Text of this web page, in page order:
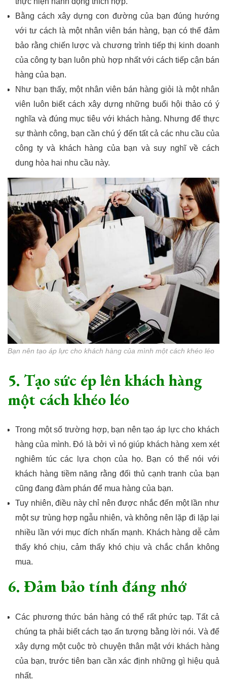
Bằng cách xây dựng con đường của bạn đúng hướng
với tư cách là một nhân viên bán hàng, bạn có thể đảm
bảo rằng chiến lược và chương trình tiếp thị kinh doanh
của công ty bạn luôn phù hợp nhất với cách tiếp cận bán
hàng của bạn.
Như bạn thấy, một nhân viên bán hàng giỏi là một nhân
viên luôn biết cách xây dựng những buổi hội thảo có ý
nghĩa và đúng mục tiêu với khách hàng. Nhưng để thực
sự thành công, bạn cần chú ý đến tất cả các nhu cầu của
công ty và khách hàng của bạn và suy nghĩ về cách
dung hòa hai nhu cầu này.
Bạn nên tạo áp lực cho khách hàng của mình một cách khéo léo
5. Tạo sức ép lên khách hàng
một cách khéo léo
Trong một số trường hợp, bạn nên tạo áp lực cho khách
hàng của mình. Đó là bởi vì nó giúp khách hàng xem xét
nghiêm túc các lựa chọn của họ. Bạn có thể nói với
khách hàng tiềm năng rằng đối thủ cạnh tranh của bạn
cũng đang đàm phán để mua hàng của bạn.
Tuy nhiên, điều này chỉ nên được nhắc đến một lần như
một sự trùng hợp ngẫu nhiên, và không nên lặp đi lặp lại
nhiều lần với mục đích nhấn mạnh. Khách hàng dễ cảm
thấy khó chịu, cảm thấy khó chịu và chắc chắn không
mua.
6. Đảm bảo tính đáng nhớ
Các phương thức bán hàng có thể rất phức tạp. Tất cả
chúng ta phải biết cách tạo ấn tượng bằng lời nói. Và để
xây dựng một cuộc trò chuyện thân mật với khách hàng
của bạn, trước tiên bạn cần xác định những gì hiệu quả
nhất.